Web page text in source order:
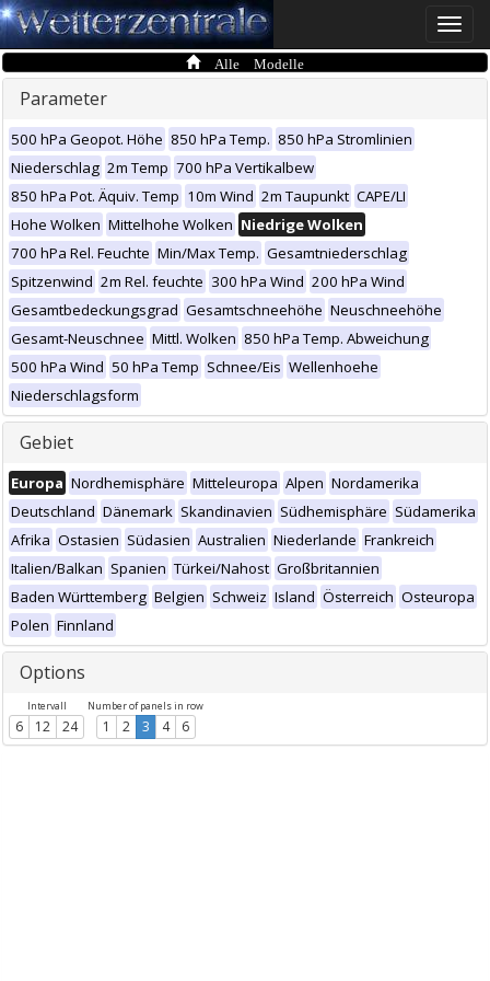
Toggle
Alle Modelle
Parameter
500 hPa Geopot. Höhe 850 hPa Temp. 850 hPa Stromlinien
Niederschlag 2m Temp 700 hPa Vertikalbew
850 hPa Pot. Äquiv. Temp 10m Wind 2m Taupunkt CAPE/LI
Hohe Wolken Mittelhohe Wolken Niedrige Wolken
700 hPa Rel. Feuchte Min/Max Temp. Gesamtniederschlag
Spitzenwind 2m Rel. feuchte 300 hPa Wind 200 hPa Wind
Gesamtbedeckungsgrad Gesamtschneehöhe Neuschneehöhe
Gesamt-Neuschnee Mittl. Wolken 850 hPa Temp. Abweichung
500 hPa Wind 50 hPa Temp Schnee/Eis Wellenhoehe
Niederschlagsform
Gebiet
Europa Nordhemisphäre Mitteleuropa Alpen Nordamerika
Deutschland Dänemark Skandinavien Südhemisphäre Südamerika
Afrika Ostasien Südasien Australien Niederlande Frankreich
Italien/Balkan Spanien Türkei/Nahost Großbritannien
Baden Württemberg Belgien Schweiz Island Österreich Osteuropa
Polen Finnland
Options
Intervall
6 12 24
Number of panels in row
1 2 3 4 6